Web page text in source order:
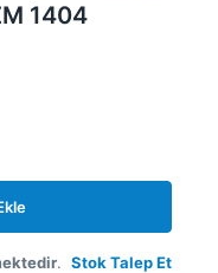
1404
. Stok Talep Et